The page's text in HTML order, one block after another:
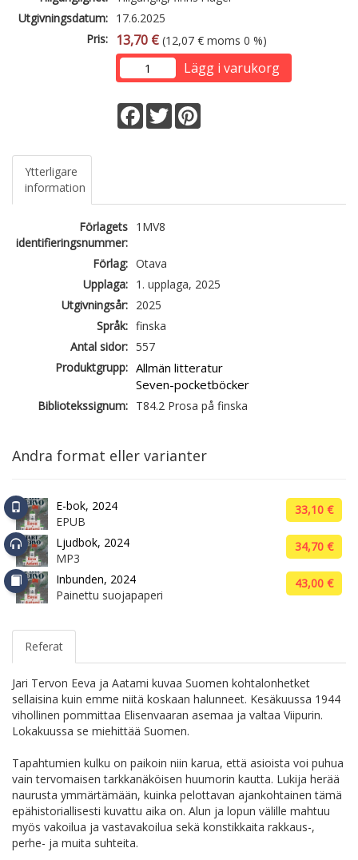
Utgivningsdatum: 17.6.2025
Pris:
13,70 € (12,07 € moms 0 %)
Lägg i varukorg
Facebook
Twitter
Ytterligare
information
Förlagets
identifieringsnummer:
1MV8
Förlag: Otava
Upplaga: 1. upplaga, 2025
Utgivningsår: 2025
Språk: finska
Antal sidor: 557
Produktgrupp: Allmän litteratur
Seven-pocketböcker
Bibliotekssignum: T84.2 Prosa på finska
Andra format eller varianter
E-bok, 2024
EPUB
33,10 €
Ljudbok, 2024
MP3
34,70 €
Inbunden, 2024
Painettu suojapaperi
43,00 €
Referat
Jari Tervon Eeva ja Aatami kuvaa Suomen kohtalonhetket
sellaisina kuin emme niitä koskaan halunneet. Kesäkuussa 1944
vihollinen pommittaa Elisenvaaran asemaa ja valtaa Viipurin.
Lokakuussa se miehittää Suomen.
Tapahtumien kulku on paikoin niin karua, että asioista voi puhua
vain tervomaisen tarkkanäköisen huumorin kautta. Lukija herää
naurusta ymmärtämään, kuinka pelottavan ajankohtainen tämä
epähistoriallisesti kuvattu aika on. Alun ja lopun välille mahtuu
myös vakoilua ja vastavakoilua sekä konstikkaita rakkaus-,
perhe- ja muita suhteita.